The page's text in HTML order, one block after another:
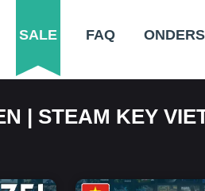
SALE FAQ
| STEAM KEY